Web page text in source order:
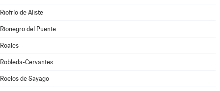
Riofrío de Aliste
Rionegro del Puente
Roales
Robleda-Cervantes
Roelos de Sayago